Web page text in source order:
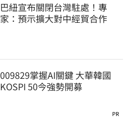
巴紐宣布關閉台灣駐處！專
家：預示擴大對中經貿合作
009829掌握AI關鍵 大華韓國
KOSPI 50今強勢開募
PR